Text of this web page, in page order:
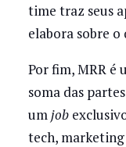
time traz seus
elabora sobre o
Por fim, MRR é
soma das
umjob
tech, marketing